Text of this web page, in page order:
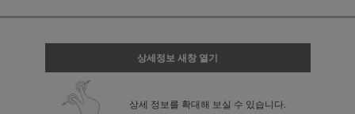
상세정보 새창 열기
상세 정보를 확대해 보실 수 있습니다.